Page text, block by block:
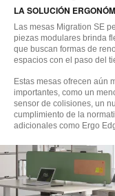
LA SOLUCIÓN
Las mesas Migration SE
piezas modulares brinda
que buscan formas de
espacios con el paso del
Estas mesas ofrecen aún
importantes, como un
sensor de colisiones, un
cumplimiento de la
adicionales como Ergo